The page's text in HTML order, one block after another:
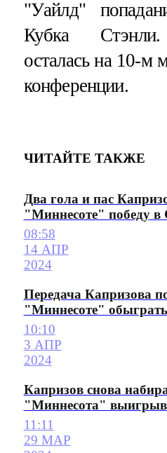
"Уайлд"
Кубка
осталась на 10-м
конференции.
ЧИТАЙТЕ ТАКЖЕ
Два гола и пас
"Миннесоте" победу в
08:58
14 АПР
2024
Передача Капризова
"Миннесоте"
10:10
3 АПР
2024
Капризов снова
"Миннесота"
11:11
29 МАР